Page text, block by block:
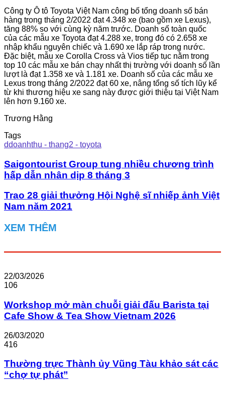
Công ty Ô tô Toyota Việt Nam công bố tổng doanh số bán
hàng trong tháng 2/2022 đạt 4.348 xe (bao gồm xe Lexus),
tăng 88% so với cùng kỳ năm trước. Doanh số toàn quốc
của các mẫu xe Toyota đạt 4.288 xe, trong đó có 2.658 xe
nhập khẩu nguyên chiếc và 1.690 xe lắp ráp trong nước.
Đặc biệt, mẫu xe Corolla Cross và Vios tiếp tục nằm trong
top 10 các mẫu xe bán chạy nhất thị trường với doanh số lần
lượt là đạt 1.358 xe và 1.181 xe. Doanh số của các mẫu xe
Lexus trong tháng 2/2022 đạt 60 xe, nâng tổng số tích lũy kể
từ khi thương hiệu xe sang này được giới thiệu tại Việt Nam
lên hơn 9.160 xe.
Trương Hằng
Tags
ddoanhthu - thang2 - toyota
Saigontourist Group tung nhiều chương trình
hấp dẫn nhân dịp 8 tháng 3
Trao 28 giải thưởng Hội Nghệ sĩ nhiếp ảnh Việt
Nam năm 2021
XEM THÊM
22/03/2026
106
Workshop mở màn chuỗi giải đấu Barista tại
Cafe Show & Tea Show Vietnam 2026
26/03/2020
416
Thường trực Thành ủy Vũng Tàu khảo sát các
“chợ tự phát”